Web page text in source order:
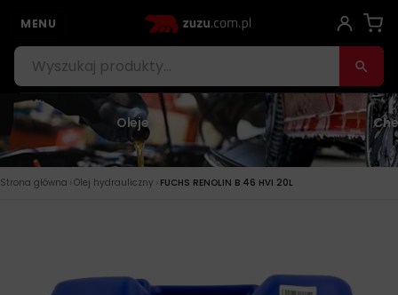
MENU
Oleje
Strona główna › Olej hydrauliczny › FUCHS RENOLIN B 46 HVI 20L